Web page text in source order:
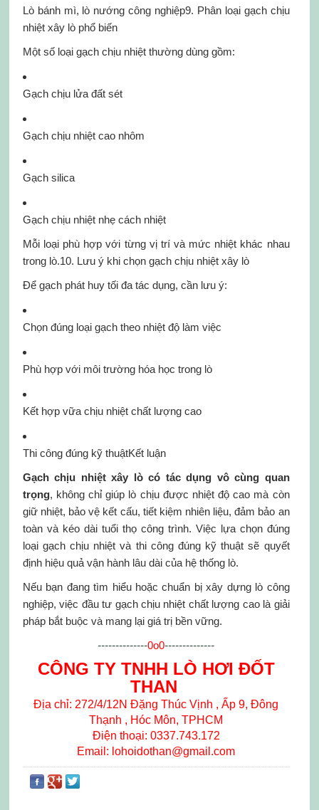
Lò bánh mì, lò nướng công nghiệp9. Phân loại gạch chịu
nhiệt xây lò phổ biến
Một số loại gạch chịu nhiệt thường dùng gồm:
Gạch chịu lửa đất sét
Gạch chịu nhiệt cao nhôm
Gạch silica
Gạch chịu nhiệt nhẹ cách nhiệt
Mỗi loại phù hợp với từng vị trí và mức nhiệt khác nhau
trong lò.10. Lưu ý khi chọn gạch chịu nhiệt xây lò
Để gạch phát huy tối đa tác dụng, cần lưu ý:
Chọn đúng loại gạch theo nhiệt độ làm việc
Phù hợp với môi trường hóa học trong lò
Kết hợp vữa chịu nhiệt chất lượng cao
Thi công đúng kỹ thuậtKết luận
Gạch chịu nhiệt xây lò có tác dụng vô cùng quan
trọng, không chỉ giúp lò chịu được nhiệt độ cao mà còn
giữ nhiệt, bảo vệ kết cấu, tiết kiệm nhiên liệu, đảm bảo an
toàn và kéo dài tuổi thọ công trình. Việc lựa chọn đúng
loại gạch chịu nhiệt và thi công đúng kỹ thuật sẽ quyết
định hiệu quả vận hành lâu dài của hệ thống lò.
Nếu bạn đang tìm hiểu hoặc chuẩn bị xây dựng lò công
nghiệp, việc đầu tư gạch chịu nhiệt chất lượng cao là giải
pháp bắt buộc và mang lại giá trị bền vững.
--------------0o0--------------
CÔNG TY TNHH LÒ HƠI ĐỐT
THAN
Địa chỉ: 272/4/12N Đặng Thúc Vịnh , Ấp 9, Đông
Thạnh , Hóc Môn, TPHCM
Điện thoại: 0337.743.172
Email: lohoidothan@gmail.com